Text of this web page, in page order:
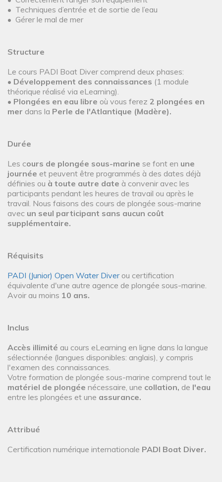
• Techniques d’entrée et de sortie de l’eau
• Gérer le mal de mer
Structure
Le cours PADI Boat Diver comprend deux phases:
• Développement des connaissances (1 module
théorique réalisé via eLearning).
• Plongées en eau libre où vous ferez 2 plongées en
mer dans la Perle de l'Atlantique (Madère).
Durée
Les cours de plongée sous-marine se font en une
journée et peuvent être programmés à des dates déjà
définies ou à toute autre date à convenir avec les
participants pendant les heures de travail ou après le
travail. Nous faisons des cours de plongée sous-marine
avec un seul participant sans aucun coût
supplémentaire.
Réquisits
PADI (Junior) Open Water Diverou certification
équivalente d'une autre agence de plongée sous-marine.
Avoir au moins 10 ans.
Inclus
Accès illimité au cours eLearning en ligne dans la langue
sélectionnée (langues disponibles: anglais), y compris
l'examen des connaissances.
Votre formation de plongée sous-marine comprend tout le
matériel de plongée nécessaire, une collation, de l'eau
entre les plongées et une assurance.
Attribué
Certification numérique internationale PADI Boat Diver.